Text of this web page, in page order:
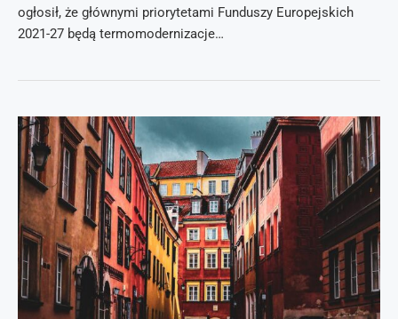
ogłosił, że głównymi priorytetami Funduszy Europejskich
2021-27 będą termomodernizacje…